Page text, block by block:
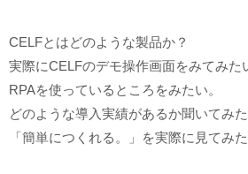
CELFとはどのような製品か？
実際にCELFのデモ操作画面をみてみた
RPAを使っているところをみたい。
どのような導入実績があるか聞いてみた
「簡単につくれる。」を実際に見てみた